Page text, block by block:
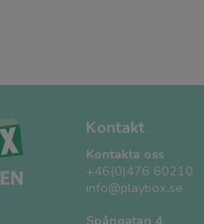
Kontakt
Kontakta oss
+46(0)476 60210
info@playbox.se